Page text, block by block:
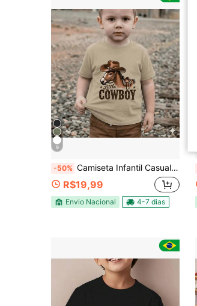
9
-50% Camiseta Infantil Casual E Colorida Manga Curta E Simples Adequado Para Meninos Algodão
R$19,99
Envio Nacional 4-7 dias